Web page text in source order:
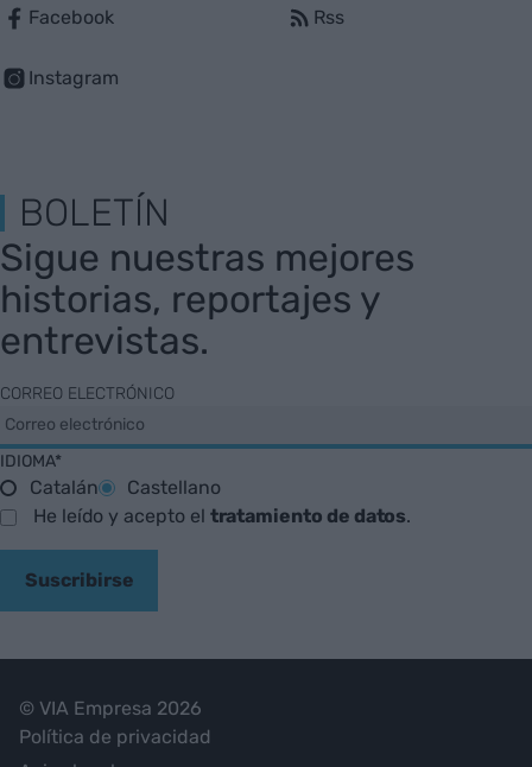
Facebook
Instagram
Rss
BOLETÍN
Sigue nuestras mejores
historias, reportajes y
entrevistas.
CORREO ELECTRÓNICO
IDIOMA*
Catalán
Castellano
He leído y acepto el tratamiento de datos.
Suscribirse
© VIA Empresa 2026
Política de privacidad